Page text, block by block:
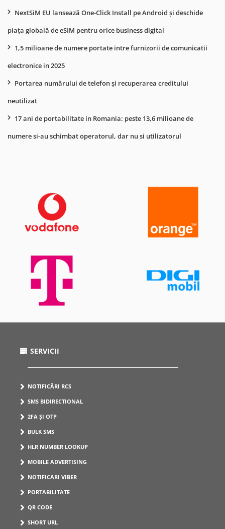
NextSiM EU lansează One-Click Install pe Android și deschide
piața globală de eSIM pentru orice business digital
1,5 milioane de numere portate intre furnizorii de comunicatii
electronice in 2025
Portarea numărului de telefon și recuperarea creditului
neutilizat
17 ani de portabilitate in Romania: peste 13,6 milioane de
numere si-au schimbat operatorul, dar nu si utilizatorul
SERVICII
NOTIFICĂRI RCS
SMS BIDIRECTIONAL
2FA ȘI OTP
BULK SMS
HLR NUMBER LOOKUP
MOBILE ADVERTISING
NOTIFICARI VIBER
PORTABILITATE
QR CODE
SHORT URL